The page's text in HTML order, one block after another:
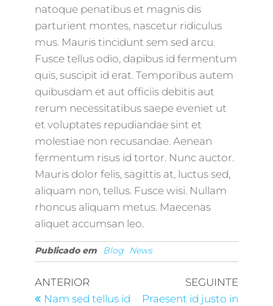
natoque penatibus et magnis dis
parturient montes, nascetur ridiculus
mus. Mauris tincidunt sem sed arcu.
Fusce tellus odio, dapibus id fermentum
quis, suscipit id erat. Temporibus autem
quibusdam et aut officiis debitis aut
rerum necessitatibus saepe eveniet ut
et voluptates repudiandae sint et
molestiae non recusandae. Aenean
fermentum risus id tortor. Nunc auctor.
Mauris dolor felis, sagittis at, luctus sed,
aliquam non, tellus. Fusce wisi. Nullam
rhoncus aliquam metus. Maecenas
aliquet accumsan leo.
Publicado em Blog News
Navegação de artigos
Artigo anterior
ANTERIOR
Nam sed tellus id
SEGUINTE
Praesent id justo in